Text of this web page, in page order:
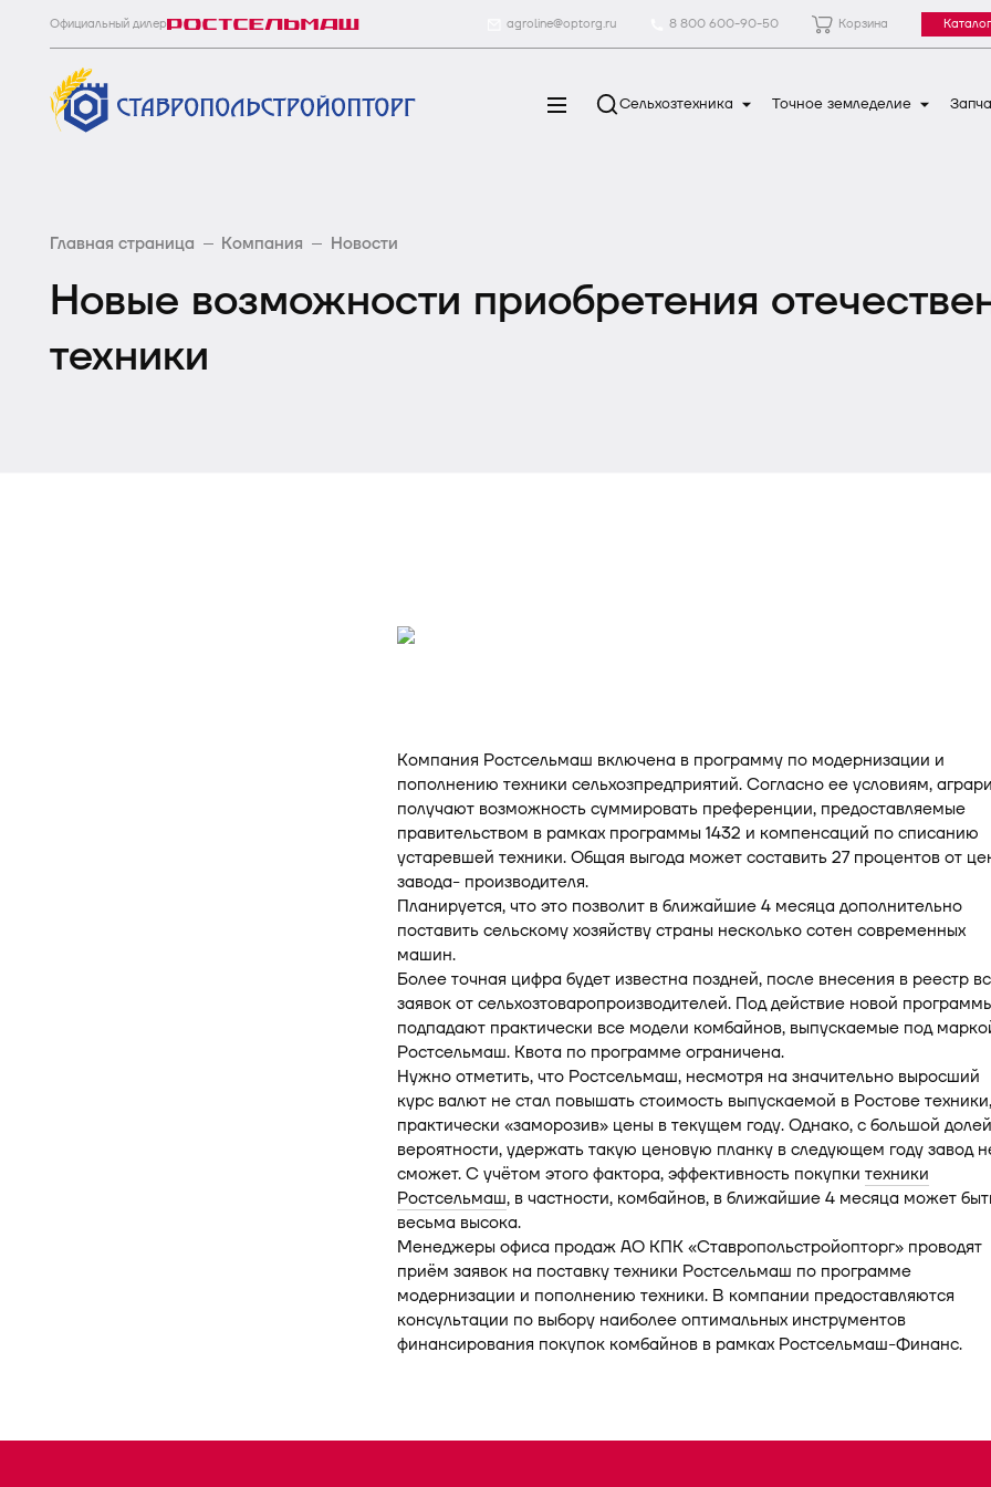
Официальный дилер agroline@optorg.ru 8 800 600-90-50 Корзина
Сельхозтехника Точное земледелие
Главная страница Компания Новости
Новые возможности приобретения
техники
Компания Ростсельмаш включена в программу по модернизации и
пополнению техники сельхозпредприятий. Согласно ее условиям,
получают возможность суммировать преференции, предоставляемые
правительством в рамках программы 1432 и компенсаций по списанию
устаревшей техники. Общая выгода может составить 27 процентов от
завода- производителя.
Планируется, что это позволит в ближайшие 4 месяца дополнительно
поставить сельскому хозяйству страны несколько сотен современных
машин.
Более точная цифра будет известна поздней, после внесения в реестр
заявок от сельхозтоваропроизводителей. Под действие новой
подпадают практически все модели комбайнов, выпускаемые под
Ростсельмаш. Квота по программе ограничена.
Нужно отметить, что Ростсельмаш, несмотря на значительно выросший
курс валют не стал повышать стоимость выпускаемой в Ростове техники,
практически «заморозив» цены в текущем году. Однако, с большой долей
вероятности, удержать такую ценовую планку в следующем году завод
сможет. С учётом этого фактора, эффективность покупки техники
Ростсельмаш, в частности, комбайнов, в ближайшие 4 месяца может
весьма высока.
Менеджеры офиса продаж АО КПК «Ставропольстройопторг» проводят
приём заявок на поставку техники Ростсельмаш по программе
модернизации и пополнению техники. В компании предоставляются
консультации по выбору наиболее оптимальных инструментов
финансирования покупок комбайнов в рамках Ростсельмаш-Финанс.